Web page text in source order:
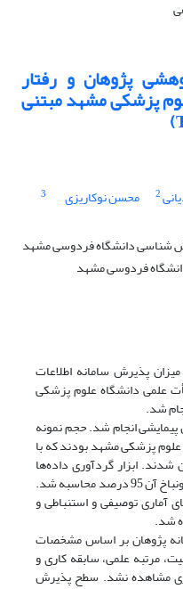
پژوهان و رفتار
پزشکی مشهد مبتنی
2 محسن نوکاریزی
3
شناسی دانشگاه فردوسی مشهد
فردوسی مشهد
پذیرش سامانه اطلاعات
علمی دانشگاه علوم پزشکی
شد.
انجام شد. حجم نمونه‌
علوم پزشکی مشهد بودند که با
ابزار گردآوری داده‌ها
پرسشنامه بود که ضریب کلی آلفای کرونباخ آن 95 درصد محاسبه شد.
آماری توصیفی و استنباطی و
پژوهان بر اساس مشخصات
مرتبه علمی، سابقه کاری و
مشاهده نشد. سطح پذیرش